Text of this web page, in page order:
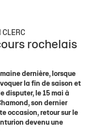
CLERC
rochelais
dernière, lorsque
la fin de saison et
disputer, le 15 mai à
son dernier
occasion, retour sur le
devenu une